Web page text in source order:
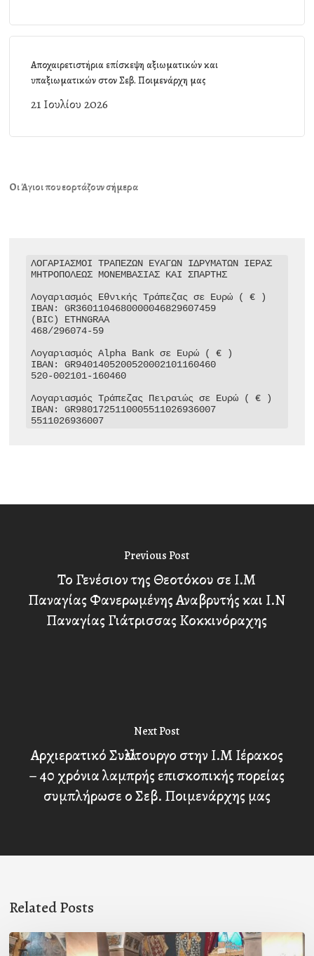
Αποχαιρετιστήρια επίσκεψη αξιωματικών και
υπαξιωματικών στον Σεβ. Ποιμενάρχη μας
21 Ιουλίου 2026
Οι Άγιοι που εορτάζουν σήμερα
ΛΟΓΑΡΙΑΣΜΟΙ ΤΡΑΠΕΖΩΝ ΕΥΑΓΩΝ ΙΔΡΥΜΑΤΩΝ ΙΕΡΑΣ
ΜΗΤΡΟΠΟΛΕΩΣ ΜΟΝΕΜΒΑΣΙΑΣ ΚΑΙ ΣΠΑΡΤΗΣ
Λογαριασμός Εθνικής Τράπεζας σε Ευρώ ( € )
IBAN: GR3601104680000046829607459
(BIC) ETHNGRAA
468/296074-59
Λογαριασμός Alpha Bank σε Ευρώ ( € )
IBAN: GR9401405200520002101160460
520-002101-160460
Λογαριασμός Τράπεζας Πειραιώς σε Ευρώ ( € )
IBAN: GR9801725110005511026936007
5511026936007
Previous Post
Το Γενέσιον της Θεοτόκου σε Ι.Μ
Παναγίας Φανερωμένης Αναβρυτής και Ι.Ν
Παναγίας Γιάτρισσας Κοκκινόραχης
Next Post
Αρχιερατικό Συλλείτουργο στην Ι.Μ Ιέρακος
– 40 χρόνια λαμπρής επισκοπικής πορείας
συμπλήρωσε ο Σεβ. Ποιμενάρχης μας
Related Posts
Ιερά